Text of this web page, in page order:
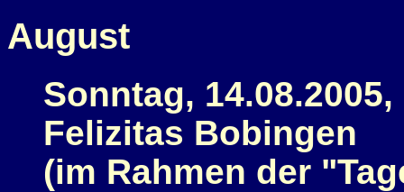
August
Sonntag,
Felizitas Bobingen
(im Rahmen der